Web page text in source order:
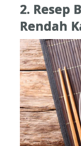
2. Resep
Rendah